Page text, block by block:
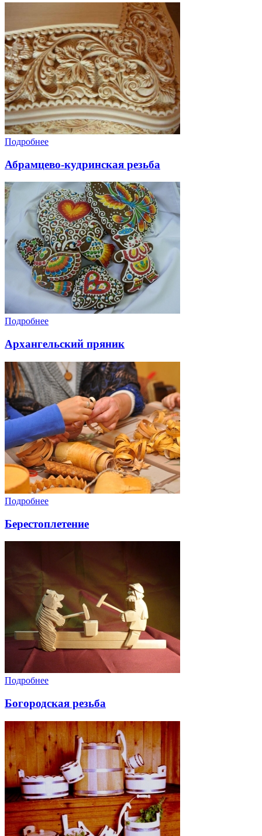
Подробнее
Абрамцево-кудринская резьба
Подробнее
Архангельский пряник
Подробнее
Берестоплетение
Подробнее
Богородская резьба